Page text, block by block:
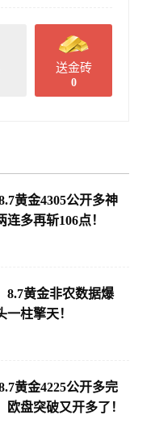
送金砖
0
黄金4305公开多神
连多再斩106点！
8.7黄金非农数据爆
一柱擎天！
黄金4225公开多完
欧盘突破又开多了！